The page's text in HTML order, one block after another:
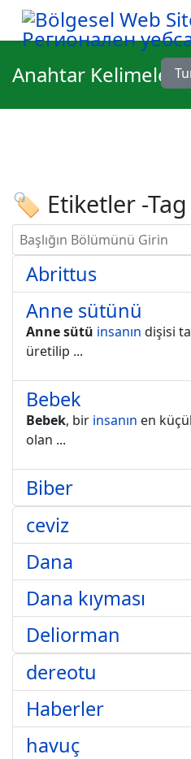
Anahtar Kelimeler
🏷 Etiketler -Tag
Başlığın Bölümünü Girin
Abrittus
Anne sütünü
Anne sütü insanın dişisi
üretilip ...
Bebek
Bebek, bir insanın en
olan ...
Biber
ceviz
Dana
Dana kıyması
Deliorman
dereotu
Haberler
havuç